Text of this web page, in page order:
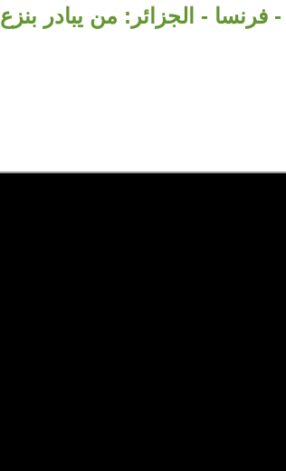
- فرنسا - الجزائر: من يبادر